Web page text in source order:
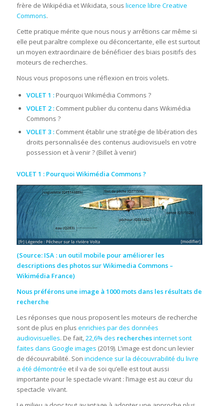
frère de Wikipédia et Wikidata, sous licence libre Creative
Commons.
Cette pratique mérite que nous nous y arrêtions car même si
elle peut paraître complexe ou déconcertante, elle est surtout
un moyen extraordinaire de bénéficier des biais positifs des
moteurs de recherches.
Nous vous proposons une réflexion en trois volets.
VOLET 1 :Pourquoi Wikimédia Commons ?
VOLET 2 :Comment publier du contenu dans Wikimédia
Commons ?
VOLET 3 :Comment établir une stratégie de libération des
droits personnalisée des contenus audiovisuels en votre
possession et à venir ? (Billet à venir)
VOLET 1 : Pourquoi Wikimédia Commons ?
(Source: ISA : un outil mobile pour améliorer les
descriptions des photos sur Wikimedia Commons –
Wikimédia France)
Nous préférons une image à 1000 mots dans les résultats de
recherche
Les réponses que nous proposent les moteurs de recherche
sont de plus en plus enrichies par des données
audiovisuelles. De fait,22,6% des recherchesinternet sont
faites dans Google images (2019). L’image est donc un levier
de découvrabilité. Son incidence sur la découvrabilité du livre
a été démontrée et il va de soi qu’elle est tout aussi
importante pour le spectacle vivant : l’image est au cœur du
spectacle vivant.